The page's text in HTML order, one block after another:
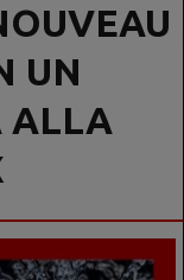
UN
ALLA